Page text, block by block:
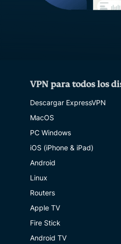
VPN para todos los
Descargar ExpressVPN
MacOS
PC Windows
iOS (iPhone & iPad)
Android
Linux
Routers
Apple TV
Fire Stick
Android TV